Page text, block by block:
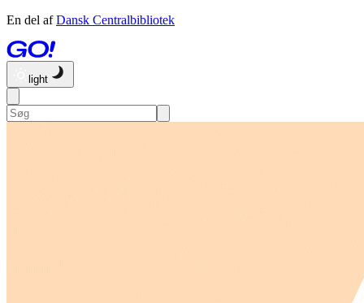
En del af Dansk Centralbibliotek
light